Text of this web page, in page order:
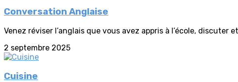
Conversation Anglaise
Venez réviser l’anglais que vous avez appris à l’école, discuter
2 septembre 2025
Cuisine